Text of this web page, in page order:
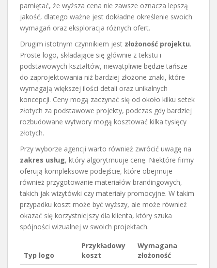
pamiętać, że wyższa cena nie zawsze oznacza lepszą
jakość, dlatego ważne jest dokładne określenie swoich
wymagań oraz eksploracja różnych ofert.
Drugim istotnym czynnikiem jest złożoność projektu.
Proste logo, składające się głównie z tekstu i
podstawowych kształtów, niewątpliwie będzie tańsze
do zaprojektowania niż bardziej złożone znaki, które
wymagają większej ilości detali oraz unikalnych
koncepcji. Ceny mogą zaczynać się od około kilku setek
złotych za podstawowe projekty, podczas gdy bardziej
rozbudowane wytwory mogą kosztować kilka tysięcy
złotych.
Przy wyborze agencji warto również zwrócić uwagę na
zakres usług, który algorytmuuje cenę. Niektóre firmy
oferują kompleksowe podejście, które obejmuje
również przygotowanie materiałów brandingowych,
takich jak wizytówki czy materiały promocyjne. W takim
przypadku koszt może być wyższy, ale może również
okazać się korzystniejszy dla klienta, który szuka
spójności wizualnej w swoich projektach.
Typ logo
Przykładowy
koszt
Wymagana
złożoność